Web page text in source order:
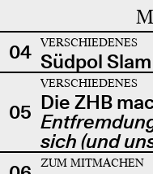
04 VERSCHIEDENES
Südpol Slam
05
VERSCHIEDENES
Die ZHB
sich (und
ZUM MITMACHEN